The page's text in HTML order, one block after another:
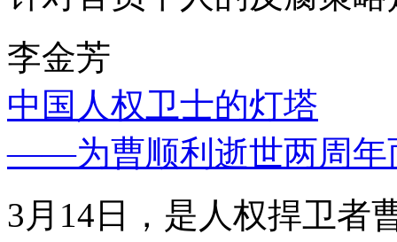
李金芳
中国人权卫士的灯塔
——为曹顺利逝世两周年
3月14日，是人权捍卫者